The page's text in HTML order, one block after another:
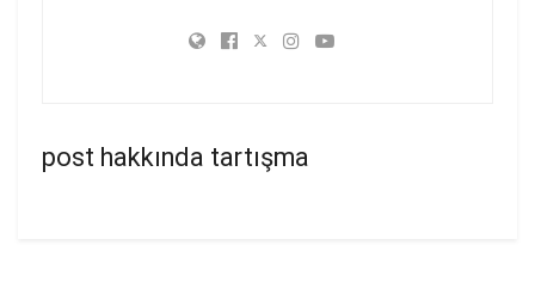
post hakkında tartışma